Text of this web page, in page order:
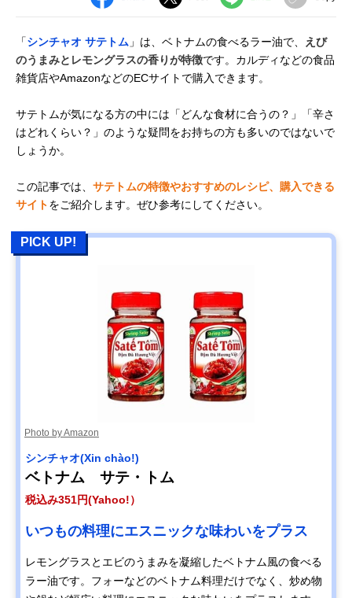
「シンチャオ サテトム 」は、ベトナムの食べるラー油で、
えび
のうまみとレモングラスの香りが特徴です。カルディなどの食品
雑貨店やAmazonなどのECサイトで購入できます。
サテトムが気になる方の中には「どんな食材に合うの？」「辛さ
はどれくらい？」のような疑問をお持ちの方も多いのではないで
しょうか。
この記事では、 サテトムの特徴やおすすめのレシピ、購入できる
サイトをご紹介します。ぜひ参考にしてください。
PICK UP!
Photo by Amazon
シンチャオ(Xin chào!)
ベトナム サテ・トム
税込み351円(Yahoo!）
いつもの料理にエスニックな味わいをプラス
レモングラスとエビのうまみを凝縮したベトナム風の食べる
ラー油です。フォーなどのベトナム料理だけでなく、炒め物